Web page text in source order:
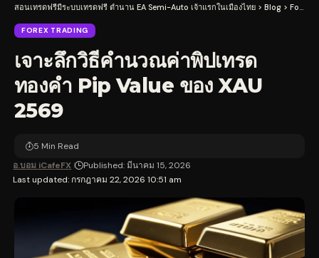
สอนเทรดฟรีมีระบบเทรดฟรี ตำนาน EA Semi-Auto เจ้าแรกในเมืองไทย > Blog > Forex Trading
FOREX TRADING
เจาะลึกวิธีคำนวณค่าพิปเทรด
ทองคำ Pip Value ของ XAU
2569
Last updated: กรกฎาคม 22, 2026 10:51 am
อ.บอม iCafeFX Published: มีนาคม 15, 2026
5 Min Read